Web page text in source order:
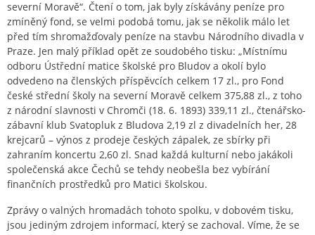
severní Moravě“. Čtení o tom, jak byly získávány peníze pro
zmíněný fond, se velmi podobá tomu, jak se několik málo let
před tím shromažďovaly peníze na stavbu Národního divadla v
Praze. Jen malý příklad opět ze soudobého tisku: „Místnímu
odboru Ústřední matice školské pro Bludov a okolí bylo
odvedeno na členských příspěvcích celkem 17 zl., pro Fond
české střední školy na severní Moravě celkem 375,88 zl., z toho
z národní slavnosti v Chromči (18. 6. 1893) 339,11 zl., čtenářsko-
zábavní klub Svatopluk z Bludova 2,19 zl z divadelních her, 28
krejcarů – výnos z prodeje českých zápalek, ze sbírky při
zahraním koncertu 2,60 zl. Snad každá kulturní nebo jakákoli
společenská akce Čechů se tehdy neobešla bez vybírání
finančních prostředků pro Matici školskou.
Zprávy o valných hromadách tohoto spolku, v dobovém tisku,
jsou jediným zdrojem informací, který se zachoval. Víme, že se